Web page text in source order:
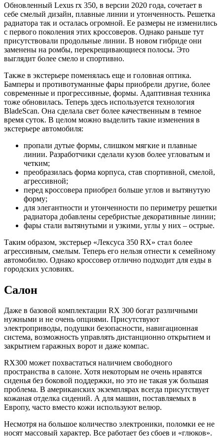
Обновленный Lexus rx 350, в версии 2020 года, сочетает в
себе смелый дизайн, плавные линии и утонченность. Решетка
радиатора так и осталась огромной. Ее размеры не изменились
с первого поколения этих кроссоверов. Однако раньше тут
присутствовали продольные линии. В новом гибриде они
заменены на ромбы, перекрещивающиеся полосы. Это
выглядит более смело и спортивно.
Также в экстерьере поменялась еще и головная оптика.
Бамперы и противотуманные фары приобрели другие, более
современные и прогрессивные, формы. Адаптивная техника
тоже обновилась. Теперь здесь используется технология
BladeScan. Она сделала свет более качественным в темное
время суток. В целом можно выделить такие изменения в
экстерьере автомобиля:
пропали дутые формы, слишком мягкие и плавные
линии. Разработчики сделали кузов более угловатым и
четким;
преобразилась форма корпуса, став спортивной, смелой,
агрессивной;
перед кроссовера приобрел больше углов и вытянутую
форму;
для элегантности и утонченности по периметру решетки
радиатора добавлены серебристые декоративные линии;
фары стали вытянутыми и узкими, углы у них – острые.
Таким образом, экстерьер «Лексуса 350 RX» стал более
агрессивным, смелым. Теперь его нельзя отнести к семейному
автомобилю. Однако кроссовер отлично подходит для езды в
городских условиях.
Салон
Даже в базовой комплектации RX 300 богат различными
нужными и не очень опциями. Присутствуют
электроприводы, подушки безопасности, навигационная
система, возможность управлять дистанционно открытием и
закрытием гаражных ворот и даже компас.
RX300 может похвастаться наличием свободного
пространства в салоне. Хотя некоторым не очень нравятся
сиденья без боковой поддержки, но это не такая уж большая
проблема. В американских экземплярах всегда присутствует
кожаная отделка сидений. А для машин, поставляемых в
Европу, часто вместо кожи используют велюр.
Несмотря на большое количество электроники, поломки ее не
носят массовый характер. Все работает без сбоев и «глюков».